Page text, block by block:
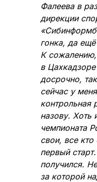
Фалеева в
дирекции
гонка, да
К
в
досрочно,
сейчас у
контрольная
назову. Хоть
чемпионата
свои, все
первый
получился.
за которой